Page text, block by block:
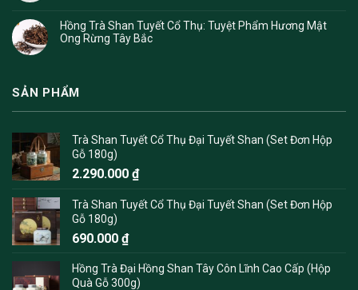
Hồng Trà Shan Tuyết Cổ Thụ: Tuyệt Phẩm Hương Mật
Ong Rừng Tây Bắc
SẢN PHẨM
Trà Shan Tuyết Cổ Thụ Đại Tuyết Shan (Set Đơn Hộp
Gỗ 180g)
2.290.000 ₫
Trà Shan Tuyết Cổ Thụ Đại Tuyết Shan (Set Đơn Hộp
Gỗ 180g)
690.000 ₫
Hồng Trà Đại Hồng Shan Tây Côn Lĩnh Cao Cấp (Hộp
Quà Gỗ 300g)